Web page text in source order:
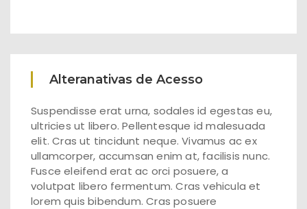
Alteranativas de Acesso
Suspendisse erat urna, sodales id egestas eu,
ultricies ut libero. Pellentesque id malesuada
elit. Cras ut tincidunt neque. Vivamus ac ex
ullamcorper, accumsan enim at, facilisis nunc.
Fusce eleifend erat ac orci posuere, a
volutpat libero fermentum. Cras vehicula et
lorem quis bibendum. Cras posuere